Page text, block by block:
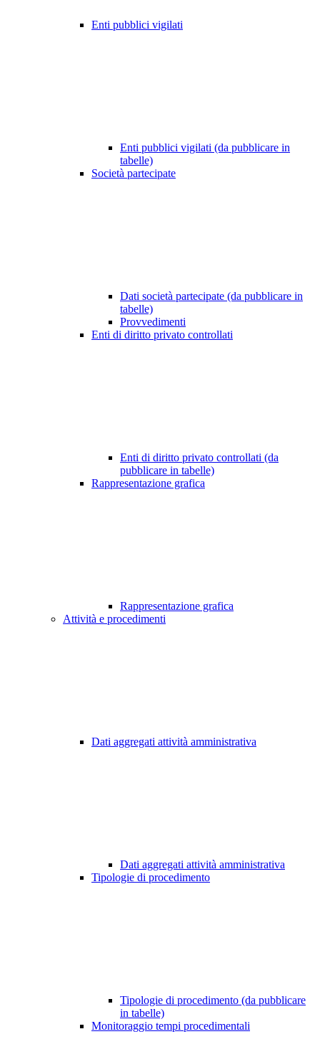
Enti pubblici vigilati
Enti pubblici vigilati (da pubblicare in
tabelle)
Società partecipate
Dati società partecipate (da pubblicare in
tabelle)
Provvedimenti
Enti di diritto privato controllati
Enti di diritto privato controllati (da
pubblicare in tabelle)
Rappresentazione grafica
Rappresentazione grafica
Attività e procedimenti
Dati aggregati attività amministrativa
Dati aggregati attività amministrativa
Tipologie di procedimento
Tipologie di procedimento (da pubblicare
in tabelle)
Monitoraggio tempi procedimentali